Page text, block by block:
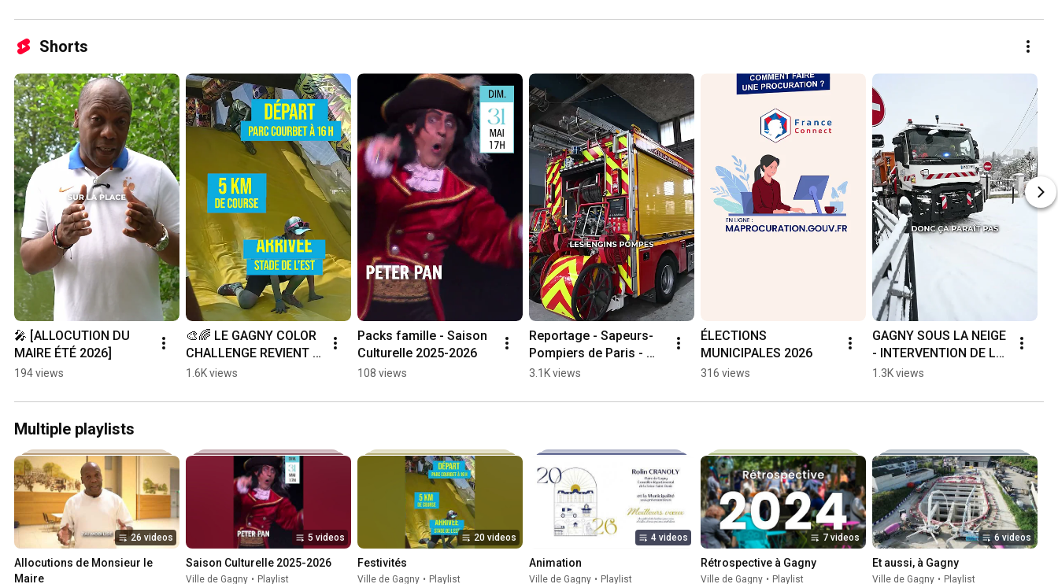
Shorts
🎤 [ALLOCUTION DU
MAIRE ÉTÉ 2026]
194 views
🎨🌈 LE GAGNY COLOR
CHALLENGE REVIENT !
🌈🎨
1.6K views
Packs famille - Saison
Culturelle 2025-2026
108 views
Reportage - Sapeurs-
Pompiers de Paris -
Caserne Clichy-sous-
3.1K views
ÉLECTIONS
MUNICIPALES 2026
316 views
GAGNY SOUS LA NEIGE
- INTERVENTION DE LA
SALEUSE
1.3K views
Multiple playlists
26 videos
Allocutions de Monsieur le
Maire
5 videos
Saison Culturelle 2025-2026
Ville de Gagny • Playlist
20 videos
Festivités
Ville de Gagny • Playlist
4 videos
Animation
Ville de Gagny • Playlist
7 videos
Rétrospective à Gagny
Ville de Gagny • Playlist
6 videos
Et aussi, à Gagny
Ville de Gagny • Playlist